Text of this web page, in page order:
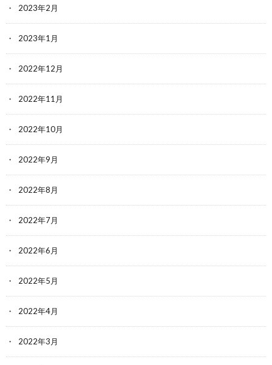
2023年2月
2023年1月
2022年12月
2022年11月
2022年10月
2022年9月
2022年8月
2022年7月
2022年6月
2022年5月
2022年4月
2022年3月